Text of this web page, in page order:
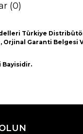
(0)
Türkiye
Orjinal Garanti
Bayisidir.